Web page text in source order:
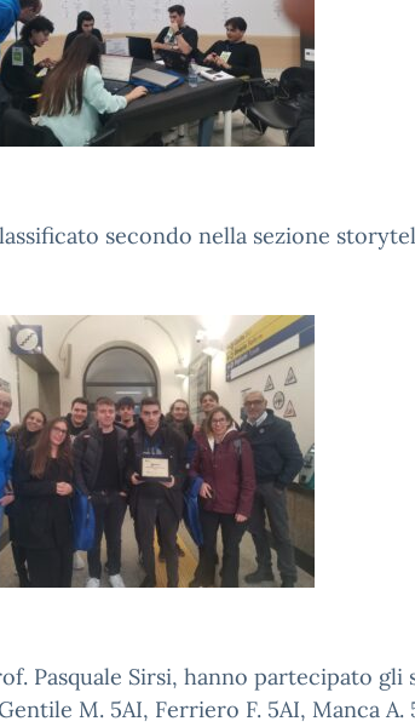
secondo nella sezione
Pasquale Sirsi, hanno partecipato gli
M. 5AI, Ferriero F. 5AI, Manca A.